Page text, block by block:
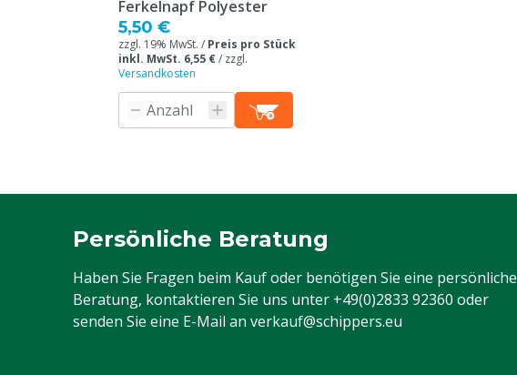
Ferkelnapf Polyester
5,50 €
zzgl. 19% MwSt. / Preis pro Stück
inkl. MwSt. 6,55 €/ zzgl.
Versandkosten
Persönliche Beratung
Haben Sie Fragen beim Kauf oder benötigen Sie eine persönliche
Beratung, kontaktieren Sie uns unter +49(0)2833 92360 oder
senden Sie eine E-Mail an verkauf@schippers.eu